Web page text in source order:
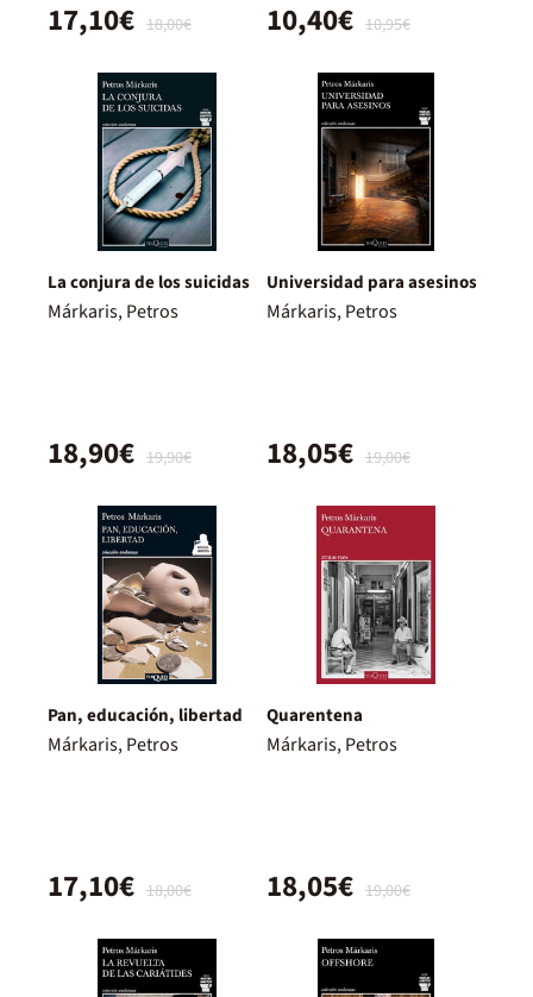
18,00€
17,10€ 10,95€
10,40€
La conjura de los suicidas
Márkaris, Petros
19,90€
18,90€
Universidad para asesinos
Márkaris, Petros
19,00€
18,05€
Pan, educación, libertad
Márkaris, Petros
18,00€
17,10€
Quarentena
Márkaris, Petros
19,00€
18,05€